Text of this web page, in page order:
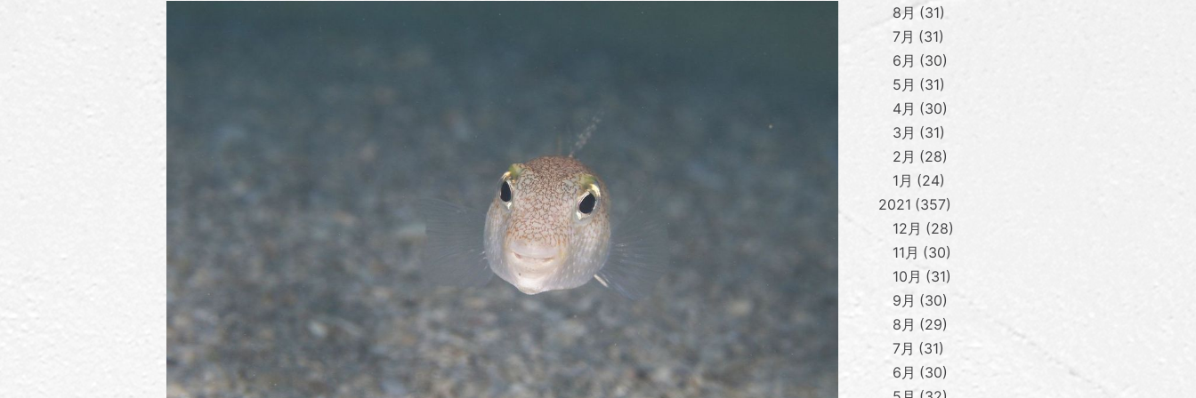
8月 31
7月
31
6月
30
5月
31
4月
30
3月
31
2月
28
1月
24
2021 357
12月
28
11月
30
10月
31
9月
30
8月
29
7月
31
6月
30